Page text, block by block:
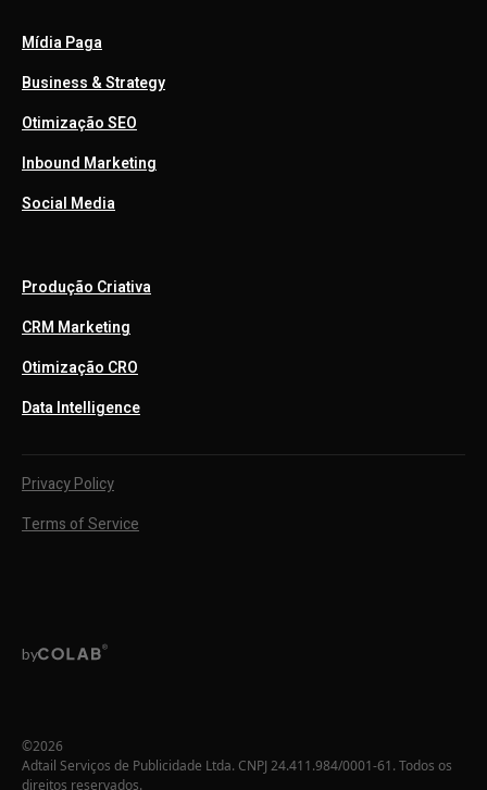
Mídia Paga
Business & Strategy
Otimização SEO
Inbound Marketing
Social Media
Produção Criativa
CRM Marketing
Otimização CRO
Data Intelligence
by
©2026
Adtail Serviços de Publicidade Ltda. CNPJ 24.411.984/0001-61. Todos os
direitos reservados.
Privacy Policy
Terms of Service